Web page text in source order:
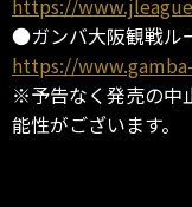
https://
●ガンバ大阪観戦ル
https://
※予告なく発売の中
能性がございます。